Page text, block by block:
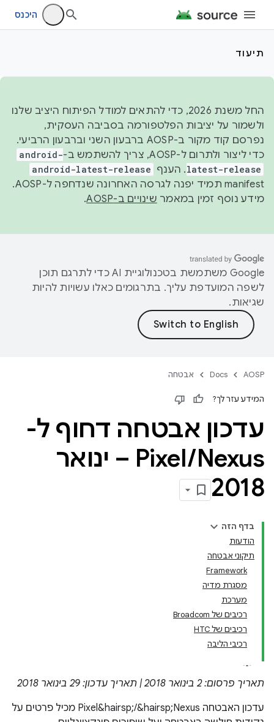
היכנס
תיעוד
החל משנת 2026, כדי להתאים למודל הפיתוח היציב שלנו
ולשמור על יציבות הפלטפורמה בסביבה העסקית,
נפרסם קוד מקור ב-AOSP ברבעון השני וברבעון הרביעי.
כדי ליצור ולתרום ל-AOSP, צריך להשתמש ב-
android-
latest-release. הענף android-latest-release
manifest תמיד יפנה לגרסה האחרונה שנדחפה ל-AOSP.
מידע נוסף זמין במאמר שינויים ב-AOSP .
‫Google משתמשת בטכנולוגיית AI כדי לתרגם תוכן
לשפה המועדפת עליך. בתרגומים כאלו עשויות להיות
שגיאות.
AOSP
Docs אבטחה
המידע עזר לך?
עדכון אבטחה דחוף ל-
Pixel/
Nexus – ינואר
2018
בדף הזה
הודעות
תיקוני אבטחה
Framework
מסגרת מדיה
מערכת
רכיבים של Broadcom
רכיבים של HTC
רכיבי הליבה
תאריך פרסום: 2 בינואר 2018 | תאריך עדכון: 29 בינואר 2018
עדכון האבטחה Pixel&hairsp;/&hairsp;Nexus מכיל פרטים על